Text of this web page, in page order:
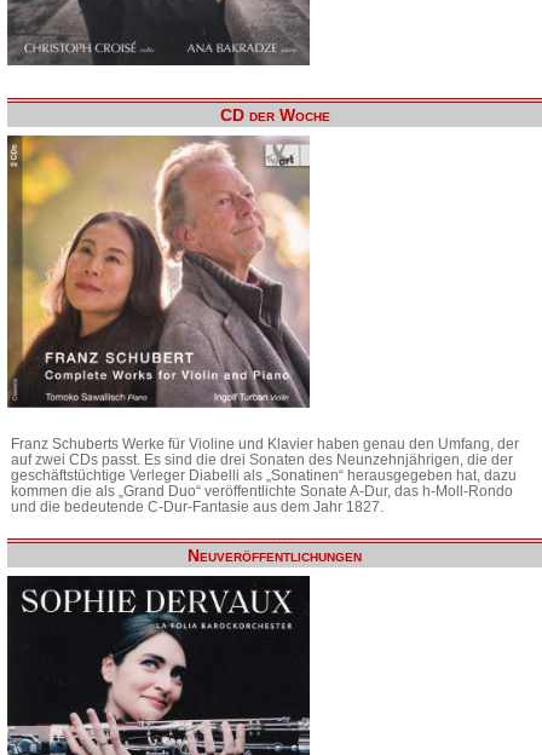
CD der Woche
Franz Schuberts Werke für Violine und Klavier haben genau den Umfang, der
auf zwei CDs passt. Es sind die drei Sonaten des Neunzehnjährigen, die der
geschäftstüchtige Verleger Diabelli als „Sonatinen“ herausgegeben hat, dazu
kommen die als „Grand Duo“ veröffentlichte Sonate A-Dur, das h-Moll-Rondo
und die bedeutende C-Dur-Fantasie aus dem Jahr 1827.
Neuveröffentlichungen